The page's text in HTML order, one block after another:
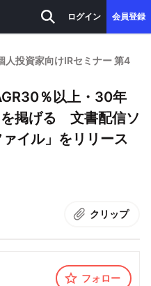
ログイン 会員登録
投資家向けIRセミナー 第4
％以上・30年
を掲げる 文書配信ソ
イル」をリリース
クリップ
フォロー